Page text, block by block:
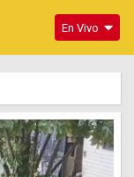
En Vivo